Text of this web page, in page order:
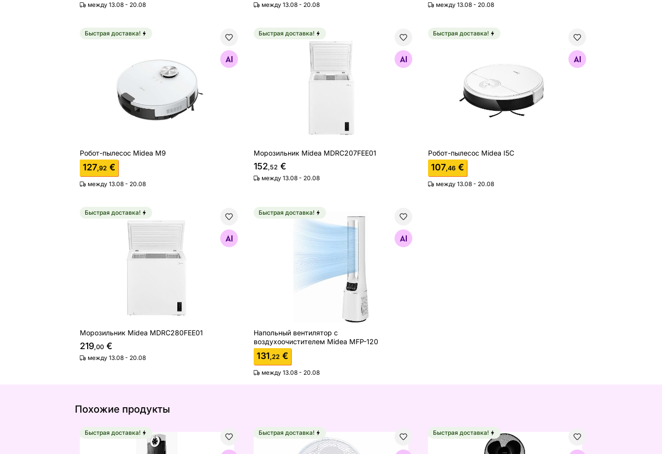
между 13.08 - 20.08 между 13.08 - 20.08 между 13.08 - 20.08
Найдите похожие
Быстрая доставка!
Робот-пылесос Midea M9
127,92 €
между 13.08 - 20.08
Морозильник Midea MDRC207FEE01
Найдите похожие
Быстрая доставка!
Морозильник Midea MDRC207FEE01
152,52 €
между 13.08 - 20.08
Быстрая доставка!
Робот-пылесос Midea I5C
107,46€
между 13.08 - 20.08
Морозильник Midea MDRC280FEE01
Найдите похожие
Быстрая доставка!
Морозильник Midea MDRC280FEE01
219,00 €
между 13.08 - 20.08
Напольный вентилятор с воздухоочистителем Midea MFP-120
Найдите похожие
Быстрая доставка!
Напольный вентилятор с
воздухоочистителем Midea MFP-120
131,22 €
между 13.08 - 20.08
Похожие продукты
Керамический тепловентилятор Sencor SFH9014
Быстрая доставка!
Настольный вентилятор Coolwave 25 Вт
Быстрая доставка!
Напольный вентилятор Sencor SFN4031BK
Быстрая доставка!